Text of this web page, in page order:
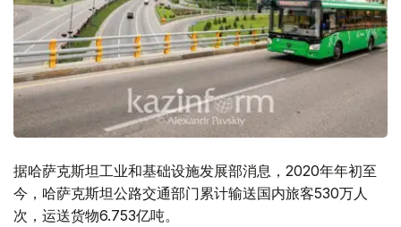
据哈萨克斯坦工业和基础设施发展部消息，2020年年初至
今，哈萨克斯坦公路交通部门累计输送国内旅客530万人
次，运送货物6.753亿吨。